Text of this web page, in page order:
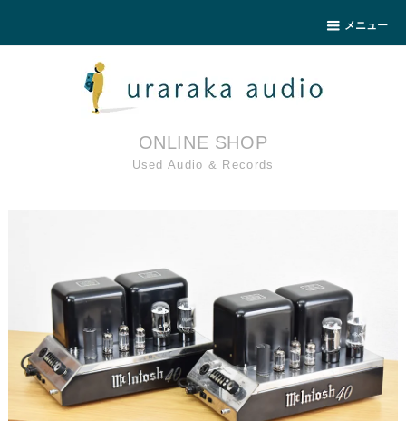
メニュー
ONLINE SHOP
Used Audio & Records